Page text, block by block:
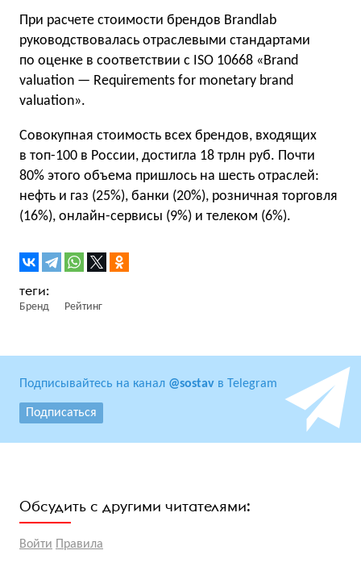
При расчете стоимости брендов Brandlab
руководствовалась отраслевыми стандартами
по оценке в соответствии с ISO 10668 «Brand
valuation — Requirements for monetary brand
valuation».
Совокупная стоимость всех брендов, входящих
в топ-100 в России, достигла 18 трлн руб. Почти
80% этого объема пришлось на шесть отраслей:
нефть и газ (25%), банки (20%), розничная торговля
(16%), онлайн-сервисы (9%) и телеком (6%).
Бренд Рейтинг
Подписывайтесь на канал @sostav в Telegram
Подписаться
Обсудить с другими читателями:
Войти Правила